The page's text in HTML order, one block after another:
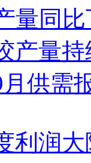
量同比
产量
供需
利润大